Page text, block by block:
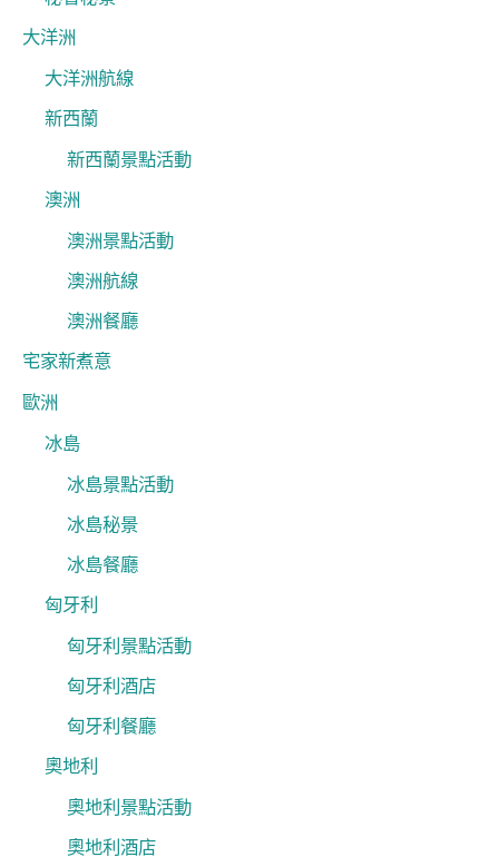
大洋洲
大洋洲航線
新西蘭
新西蘭景點活動
澳洲
澳洲景點活動
澳洲航線
澳洲餐廳
宅家新煮意
歐洲
冰島
冰島景點活動
冰島秘景
冰島餐廳
匈牙利
匈牙利景點活動
匈牙利酒店
匈牙利餐廳
奧地利
奧地利景點活動
奧地利酒店